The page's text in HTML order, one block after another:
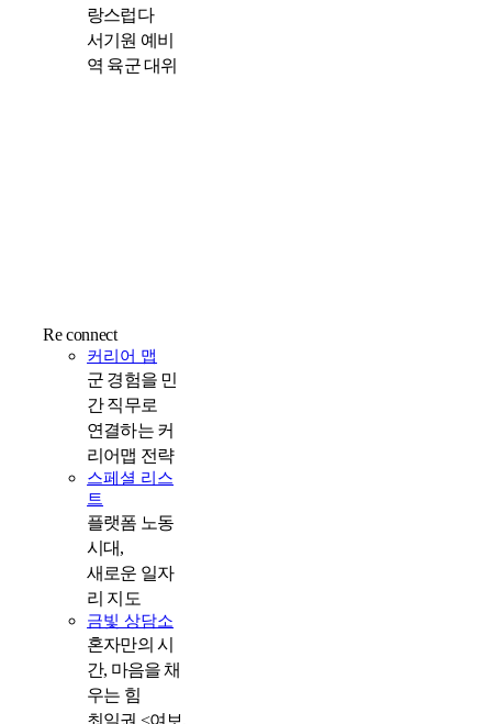
랑스럽다
서기원 예비
역 육군 대위
Re connect
커리어 맵
군 경험을 민
간 직무로
연결하는 커
리어맵 전략
스페셜 리스
트
플랫폼 노동
시대,
새로운 일자
리 지도
금빛 상담소
혼자만의 시
간, 마음을 채
우는 힘
최일권 <여보,